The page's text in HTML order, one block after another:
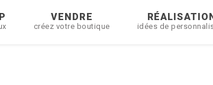
VENDRE
créez votre boutique idées de